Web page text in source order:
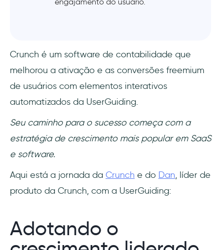
Crunch é um software de contabilidade que
melhorou a ativação e as conversões freemium
de usuários com elementos interativos
automatizados da UserGuiding.
Seu caminho para o sucesso começa com a
estratégia de crescimento mais popular em SaaS
e software.
Aqui está a jornada da Crunch e do Dan, líder de
produto da Crunch, com a UserGuiding:
Adotando o